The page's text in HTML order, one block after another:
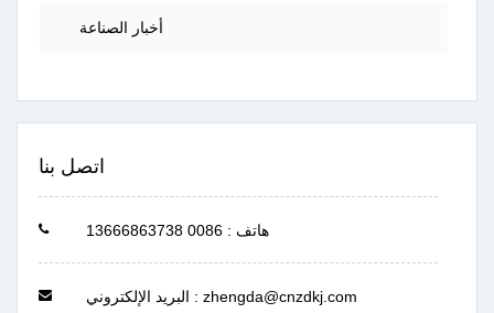
أخبار الصناعة
اتصل بنا
هاتف : 0086 13666863738
البريد الإلكتروني : zhengda@cnzdkj.com